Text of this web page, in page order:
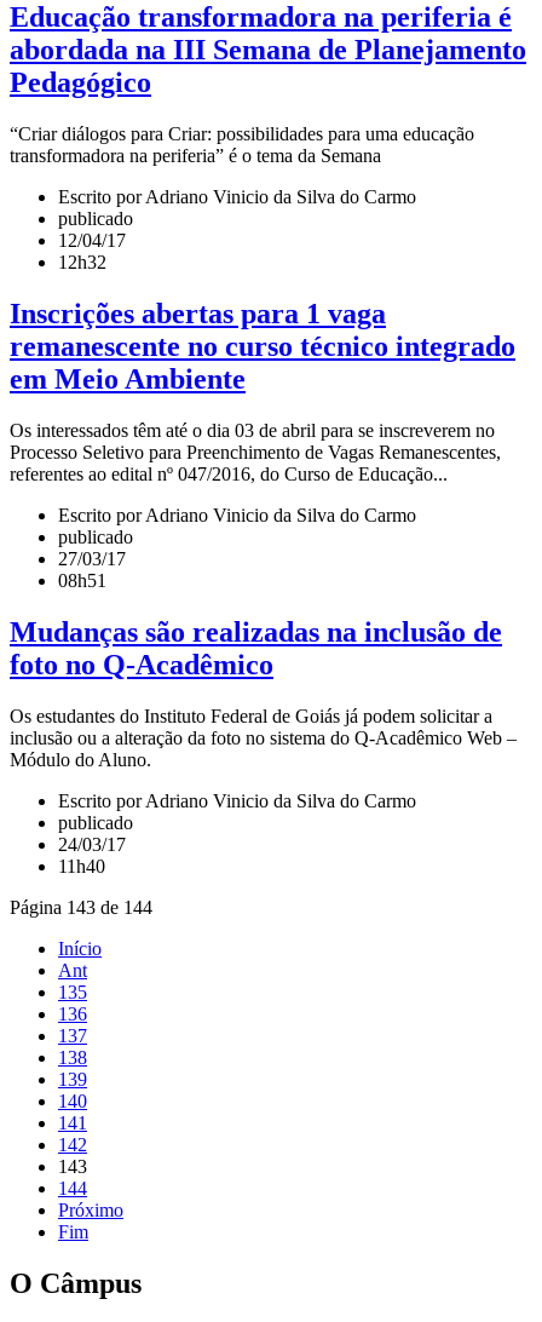
Educação transformadora na periferia é
abordada na III Semana de Planejamento
Pedagógico
“Criar diálogos para Criar: possibilidades para uma educação
transformadora na periferia” é o tema da Semana
Escrito por Adriano Vinicio da Silva do Carmo
publicado
12/04/17
12h32
Inscrições abertas para 1 vaga
remanescente no curso técnico integrado
em Meio Ambiente
Os interessados têm até o dia 03 de abril para se inscreverem no
Processo Seletivo para Preenchimento de Vagas Remanescentes,
referentes ao edital nº 047/2016, do Curso de Educação...
Escrito por Adriano Vinicio da Silva do Carmo
publicado
27/03/17
08h51
Mudanças são realizadas na inclusão de
foto no Q-Acadêmico
Os estudantes do Instituto Federal de Goiás já podem solicitar a
inclusão ou a alteração da foto no sistema do Q-Acadêmico Web –
Módulo do Aluno.
Escrito por Adriano Vinicio da Silva do Carmo
publicado
24/03/17
11h40
Página 143 de 144
Início
Ant
135
136
137
138
139
140
141
142
143
144
Próximo
Fim
O Câmpus